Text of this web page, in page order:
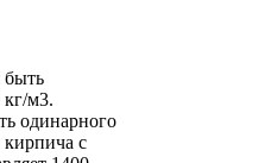
быть
кг/м3.
одинарного
кирпича с